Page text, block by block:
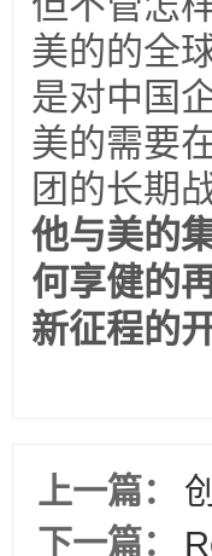
美的的全
是对中国
美的需要
团的长期
他与美的
何享健的
新征程的
上一篇：
下一篇：